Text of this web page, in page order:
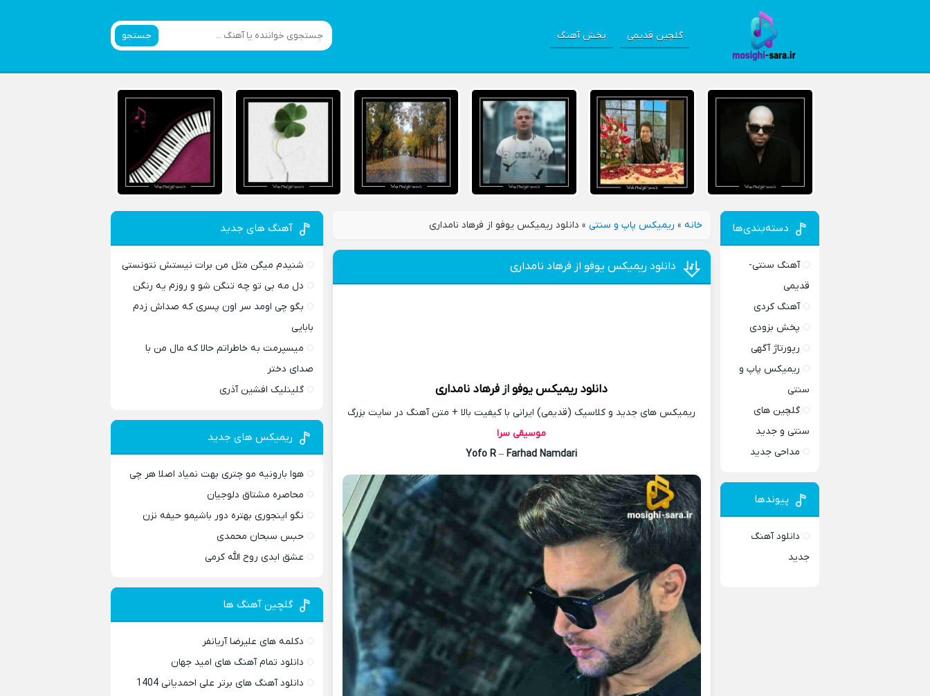
گلچین قدیمی پخش آهنگ جستجو
خانه » ریمیکس پاپ و سنتی » دانلود ریمیکس یوفو از فرهاد نامداری
دانلود ریمیکس یوفو از فرهاد نامداری
دانلود ریمیکس یوفو ازفرهاد نامداری
ریمیکس های جدید و کلاسیک (قدیمی) ایرانی با کیفیت بالا + متن آهنگ در سایت بزرگ
موسیقی سرا
Yofo R –Farhad Namdari
دسته‌بندی‌ها
آهنگ سنتی-
قدیمی
آهنگ کردی
پخش بزودی
رپورتاژ آگهی
ریمیکس پاپ و
سنتی
گلچین های
سنتی و جدید
مداحی جدید
پیوندها
دانلود آهنگ
جدید
آهنگ های جدید
شنیدم میگن مثل من برات نیستش نتونستی
دل مه بی تو چه تنگن شو و روزم یه رنگن
بگو چی اومد سر اون پسری که صداش زدم
بابایی
میسپرمت به خاطراتم حالا که مال من با
صدای دختر
گلینلیک افشین آذری
ریمیکس های جدید
هوا بارونیه مو چتری بهت نمیاد اصلا هر چی
محاصره مشتاق دلوجیان
نگو اینجوری بهتره دور باشیمو حیفه نزن
حبس سبحان محمدی
عشق ابدی روح الله کرمی
گلچین آهنگ ها
دکلمه های علیرضا آریانفر
دانلود تمام آهنگ های امید جهان
دانلود آهنگ های برتر علی احمدیانی 1404